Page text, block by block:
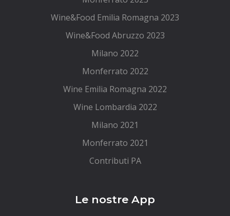
Wine&Food Emilia Romagna 2023
Wine&Food Abruzzo 2023
Milano 2022
Monferrato 2022
Wine Emilia Romagna 2022
Wine Lombardia 2022
Milano 2021
Monferrato 2021
Contributi PA
Le nostre App